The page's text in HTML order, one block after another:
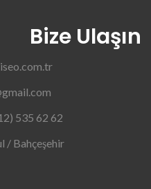
Bize Ulaşın
535 62 62
/ Bahçeşehir